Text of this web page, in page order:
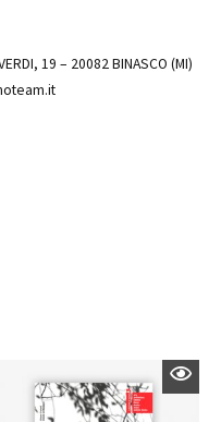
19 – 20082 BINASCO (MI)